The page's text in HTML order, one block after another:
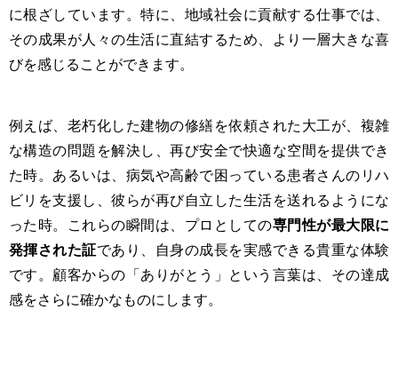
に根ざしています。特に、地域社会に貢献する仕事では、
その成果が人々の生活に直結するため、より一層大きな喜
びを感じることができます。
例えば、老朽化した建物の修繕を依頼された大工が、複雑
な構造の問題を解決し、再び安全で快適な空間を提供でき
た時。あるいは、病気や高齢で困っている患者さんのリハ
ビリを支援し、彼らが再び自立した生活を送れるようにな
った時。これらの瞬間は、プロとしての専門性が最大限に
発揮された証であり、自身の成長を実感できる貴重な体験
です。顧客からの「ありがとう」という言葉は、その達成
感をさらに確かなものにします。